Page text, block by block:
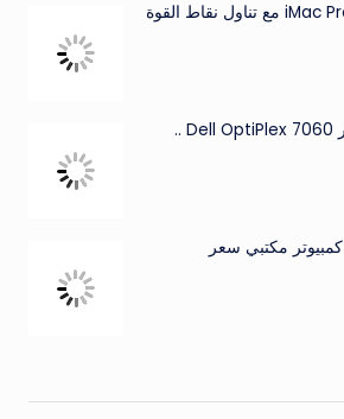
سعر ومواصفات جهاز iMac Pro مع تناول نقاط القوة
سعر ومواصفات كمبيوتر Dell OptiPlex 7060 ..
Acer Aspire GX-785 كمبيوتر مكتبي سعر